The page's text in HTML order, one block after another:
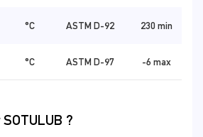
°C ASTM D-92 230 min
°C ASTM D-97 -6 max
?